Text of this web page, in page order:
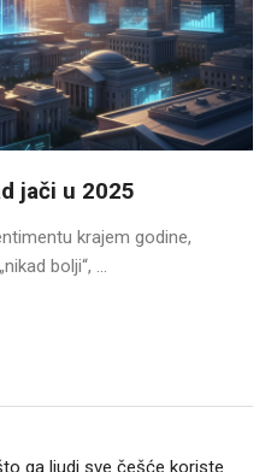
jači u 2025
krajem godine,
bolji“, ...
ga ljudi sve češće koriste